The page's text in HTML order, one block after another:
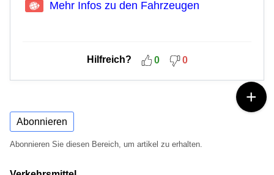
Mehr Infos zu den Fahrzeugen
Hilfreich? 0 0
Abonnieren
Abonnieren Sie diesen Bereich, um artikel zu erhalten.